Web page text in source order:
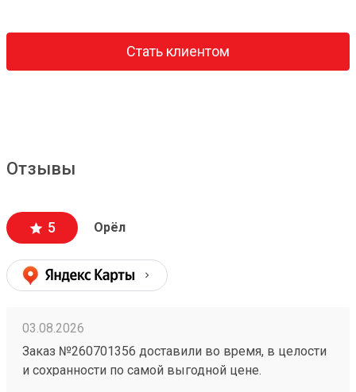
Стать клиентом
Отзывы
5 Орёл
03.08.2026
Заказ №260701356 доставили во время, в целости
и сохранности по самой выгодной цене.